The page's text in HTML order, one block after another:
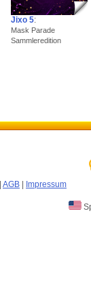
Jixo 5:
Mask Parade
Sammleredition
AGB Impressum